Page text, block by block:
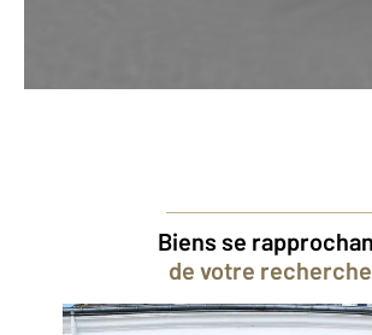
Biens se
de votre recherche